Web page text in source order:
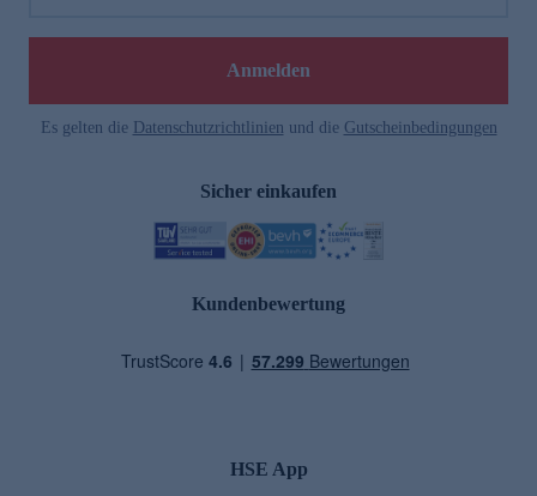
Anmelden
Es gelten die Datenschutzrichtlinien und die Gutscheinbedingungen
Sicher einkaufen
Kundenbewertung
HSE App